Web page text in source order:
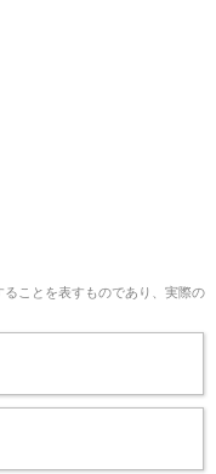
ことを表すものであり、実際の